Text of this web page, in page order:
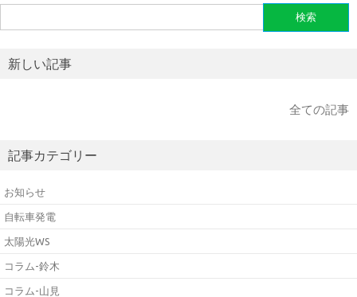
索:
新しい記事
全ての記事
記事カテゴリー
お知らせ
自転車発電
太陽光WS
コラム-鈴木
コラム-山見